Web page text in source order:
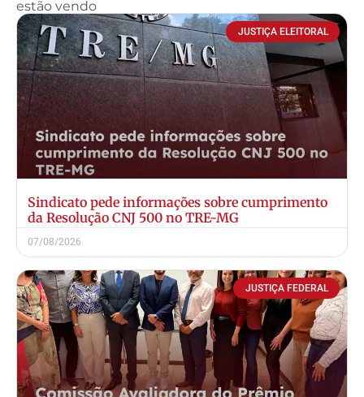
estão vendo
JUSTIÇA ELEITORAL
Sindicato pede informações sobre cumprimento
da Resolução CNJ 500 no TRE-MG
07/08/2026
JUSTIÇA FEDERAL